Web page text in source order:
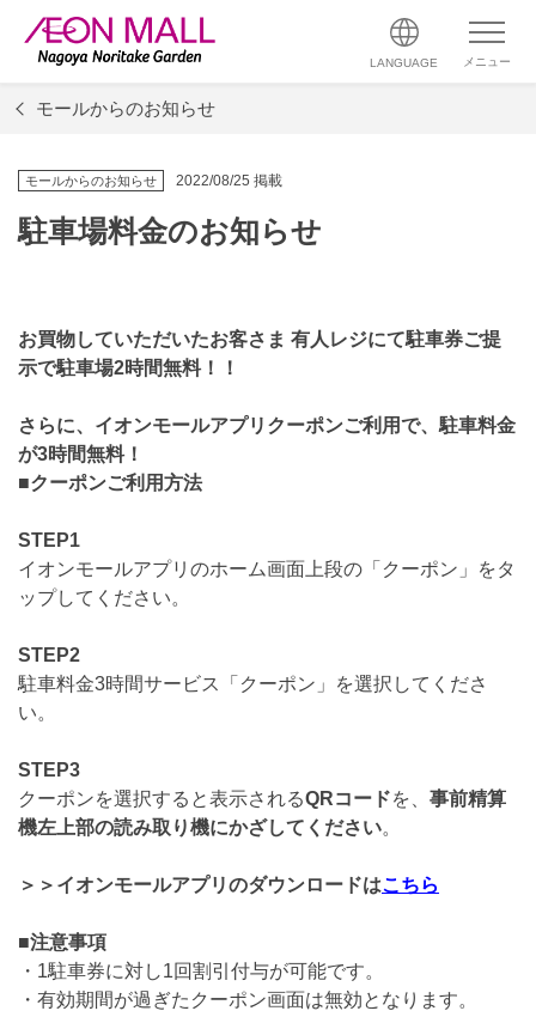
LANGUAGE メニュー
モールからのお知らせ
モールからのお知らせ 2022/08/25 掲載
駐車場料金のお知らせ
お買物していただいたお客さま 有人レジにて駐車券ご提
示で駐車場2時間無料！！
さらに、イオンモールアプリクーポンご利用で、駐車料金
が3時間無料！
■クーポンご利用方法
STEP1
イオンモールアプリのホーム画面上段の「クーポン」をタ
ップしてください。
STEP2
駐車料金3時間サービス「クーポン」を選択してくださ
い。
STEP3
クーポンを選択すると表示されるQRコードを、 事前精算
機左上部の読み取り機にかざしてください。
＞＞イオンモールアプリのダウンロードはこちら
■注意事項
・1駐車券に対し1回割引付与が可能です。
・有効期間が過ぎたクーポン画面は無効となります。